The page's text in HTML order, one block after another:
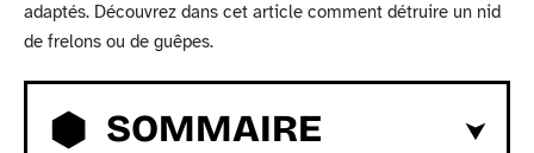
adaptés. Découvrez dans cet article comment détruire un nid
de frelons ou de guêpes.
SOMMAIRE